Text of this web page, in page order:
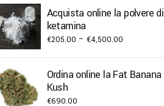
€280.00
through
Acquista online la polvere di
ketamina
€205.00 – €4,500.00Price
€205.00
Ordina online la Fat Banana
Kush
€690.00